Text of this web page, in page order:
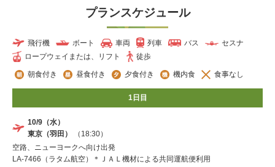
プランスケジュール
飛行機 ボート 車両 列車 バス
セスナ
ロープウェイまたは、リフト
徒歩
朝食付き 昼食付き 夕食付き 機内食 食事なし
1日目
10/9（水）
東京（羽田）
（18:30）
空路、ニューヨークへ向け出発
LA-7466（ラタム航空）＊ＪＡＬ機材による共同運航便利用